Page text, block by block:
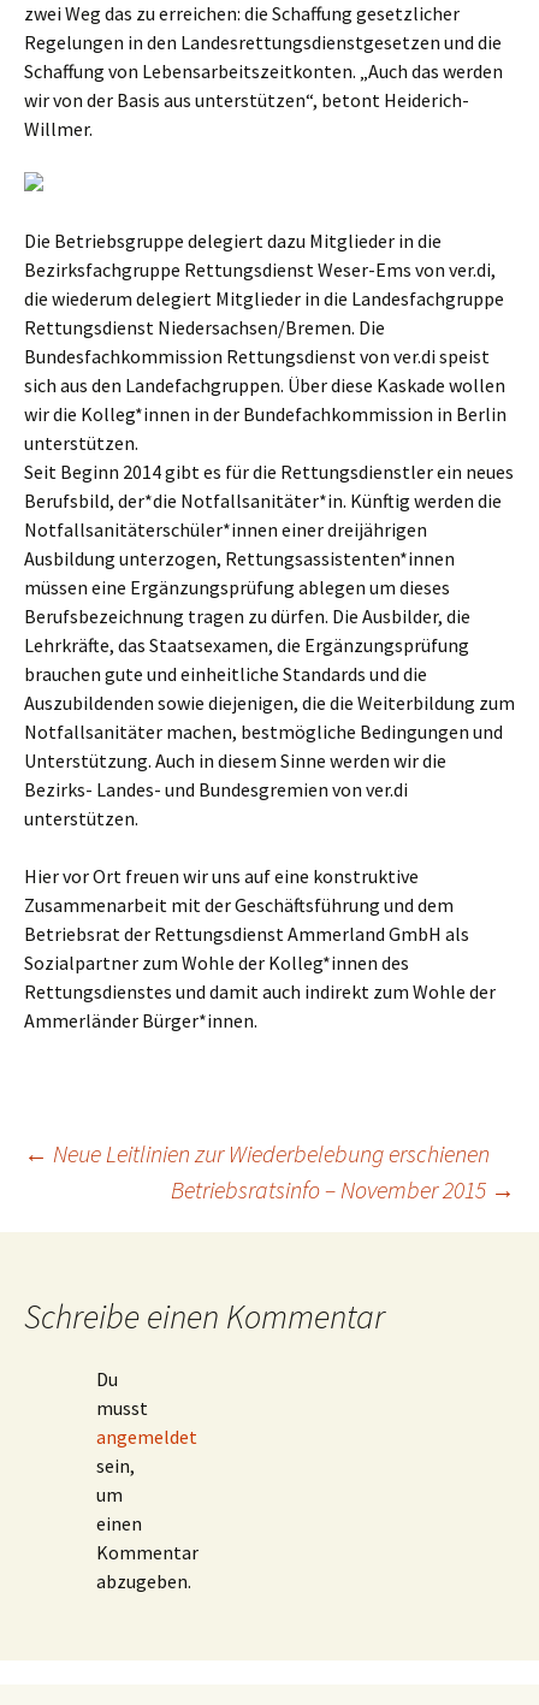
zwei Weg das zu erreichen: die Schaffung gesetzlicher
Regelungen in den Landesrettungsdienstgesetzen und die
Schaffung von Lebensarbeitszeitkonten. „Auch das werden
wir von der Basis aus unterstützen“, betont Heiderich-
Willmer.
Die Betriebsgruppe delegiert dazu Mitglieder in die
Bezirksfachgruppe Rettungsdienst Weser-Ems von ver.di,
die wiederum delegiert Mitglieder in die Landesfachgruppe
Rettungsdienst Niedersachsen/Bremen. Die
Bundesfachkommission Rettungsdienst von ver.di speist
sich aus den Landefachgruppen. Über diese Kaskade wollen
wir die Kolleg*innen in der Bundefachkommission in Berlin
unterstützen.
Seit Beginn 2014 gibt es für die Rettungsdienstler ein neues
Berufsbild, der*die Notfallsanitäter*in. Künftig werden die
Notfallsanitäterschüler*innen einer dreijährigen
Ausbildung unterzogen, Rettungsassistenten*innen
müssen eine Ergänzungsprüfung ablegen um dieses
Berufsbezeichnung tragen zu dürfen. Die Ausbilder, die
Lehrkräfte, das Staatsexamen, die Ergänzungsprüfung
brauchen gute und einheitliche Standards und die
Auszubildenden sowie diejenigen, die die Weiterbildung zum
Notfallsanitäter machen, bestmögliche Bedingungen und
Unterstützung. Auch in diesem Sinne werden wir die
Bezirks- Landes- und Bundesgremien von ver.di
unterstützen.
Hier vor Ort freuen wir uns auf eine konstruktive
Zusammenarbeit mit der Geschäftsführung und dem
Betriebsrat der Rettungsdienst Ammerland GmbH als
Sozialpartner zum Wohle der Kolleg*innen des
Rettungsdienstes und damit auch indirekt zum Wohle der
Ammerländer Bürger*innen.
Beitragsnavigation
← Neue Leitlinien zur Wiederbelebung erschienen
Betriebsratsinfo – November 2015 →
Schreibe einen Kommentar
Du
musst
angemeldet
sein,
um
einen
Kommentar
abzugeben.